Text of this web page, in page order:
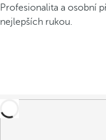
Profesionalita a osobní
nejlepších rukou.